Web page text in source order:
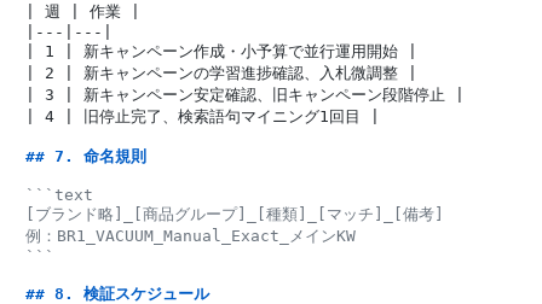
| 週 | 作業 |
|---|---|
| 1 | 新キャンペーン作成・小予算で並行運用開始 |
| 2 | 新キャンペーンの学習進捗確認、入札微調整 |
| 3 | 新キャンペーン安定確認、旧キャンペーン段階停止 |
| 4 | 旧停止完了、検索語句マイニング1回目 |
## 7. 命名規則
```text
[ブランド略]_[商品グループ]_[種類]_[マッチ]_[備考]
例：BR1_VACUUM_Manual_Exact_メインKW
```
## 8. 検証スケジュール